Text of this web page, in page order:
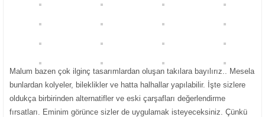
Malum bazen çok ilginç tasarımlardan oluşan takılara bayılırız.. Mesela
bunlardan kolyeler, bileklikler ve hatta halhallar yapılabilir. İşte sizlere
oldukça birbirinden alternatifler ve eski çarşafları değerlendirme
fırsatları. Eminim görünce sizler de uygulamak isteyeceksiniz. Çünkü